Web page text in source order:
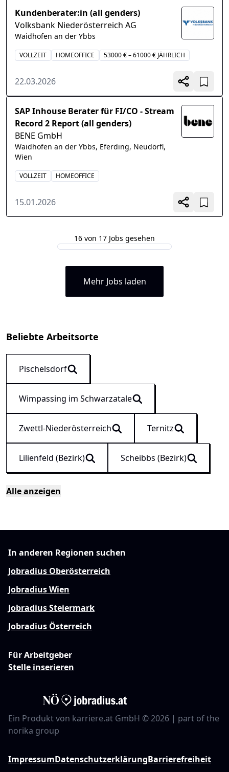
Kundenberater:in (all genders)
Volksbank Niederösterreich AG
Waidhofen an der Ybbs
VOLLZEIT HOMEOFFICE 53000 € – 61000 € JÄHRLICH
22.03.2026
SAP Inhouse Berater für FI/CO - Stream
Record 2 Report (all genders)
BENE GmbH
Waidhofen an der Ybbs, Eferding, Neudörfl,
Wien
VOLLZEIT HOMEOFFICE
15.01.2026
16 von 17 Jobs gesehen
Mehr Jobs laden
Beliebte Arbeitsorte
Pischelsdorf
Wimpassing im Schwarzatale
Zwettl-Niederösterreich Ternitz
Lilienfeld (Bezirk) Scheibbs (Bezirk)
Alle anzeigen
In anderen Regionen suchen
Jobradius Oberösterreich
Jobradius Wien
Jobradius Steiermark
Jobradius Österreich
Für Arbeitgeber
Stelle inserieren
Ein Produkt von karriere.at GmbH © 2026 | part of the
norika group
ImpressumDatenschutzerklärungBarrierefreiheit